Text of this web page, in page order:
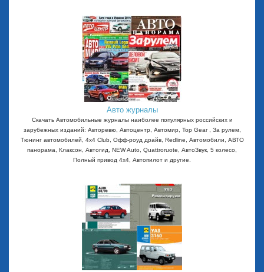
Авто журналы
Скачать Автомобильные журналы наиболее популярных российских и
зарубежных изданий: Авторевю, Автоцентр, Автомир, Top Gear , За рулем,
Тюнинг автомобилей, 4x4 Club, Офф-роуд драйв, Redline, Автомобили, АВТО
панорама, Клаксон, Автогид, NEW Auto, Quattroruote, АвтоЗвук, 5 колесо,
Полный привод 4х4, Автопилот и другие.